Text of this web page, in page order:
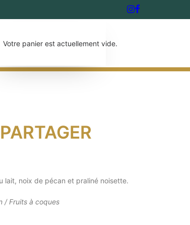
Votre panier est actuellement vide.
lait, noix de pécan et praliné noisette.
/ Fruits à coques